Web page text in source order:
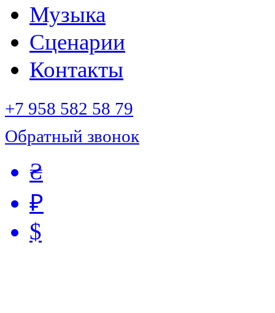
Музыка
Сценарии
Контакты
+7 958 582 58 79
Обратный звонок
₴
₽
$